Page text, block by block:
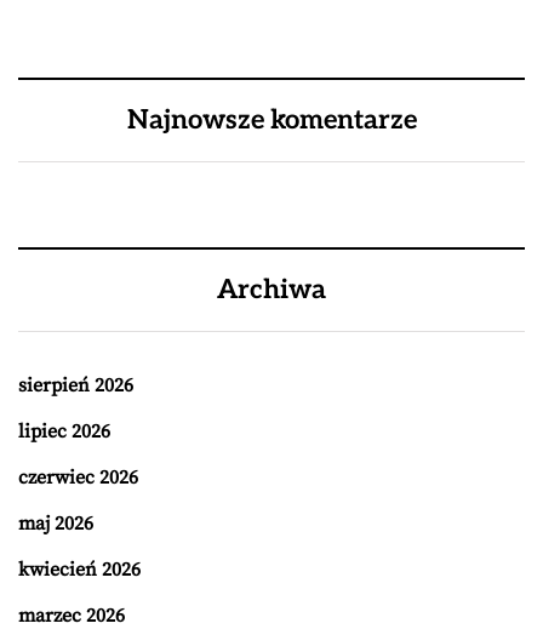
Najnowsze komentarze
Archiwa
sierpień 2026
lipiec 2026
czerwiec 2026
maj 2026
kwiecień 2026
marzec 2026